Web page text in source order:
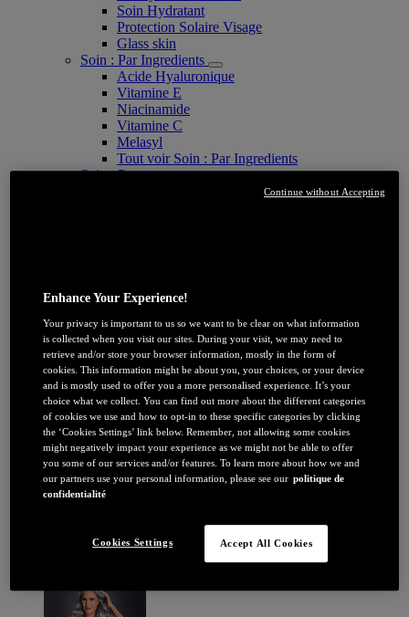
Soin Hydratant
Protection Solaire Visage
Glass skin
Soin : Par Ingredients
Acide Hyaluronique
Vitamine E
Niacinamide
Vitamine C
Melasyl
Tout voir Soin : Par Ingredients
Soin : Par gamme
Age Perfect Expert Collagène
Revitalift Laser
Soin À l'affiche
Coffrets & Lots à -20%
Taches sur le visage : nos conseils
Quels actifs pour mon type de peau ?
Tout savoir sur la Niacinamide​
Peau en manque d’hydratation
Peau en manque de fermeté
Poches et cernes
Enhance Your Experience!
Your privacy is important to us so we want to be clear on what information
is collected when you visit our sites. During your visit, we may need to
retrieve and/or store your browser information, mostly in the form of
cookies. This information might be about you, your choices, or your device
and is mostly used to offer you a more personalised experience. It’s your
choice what we collect. You can find out more about the different categories
of cookies we use and how to opt-in to these specific categories by clicking
the ‘Cookies Settings’ link below. Remember, not allowing some cookies
might negatively impact your experience as we might not be able to offer
you some of our services and/or features. To learn more about how we and
our partners use your personal information, please see our politique de
confidentialité
Cookies Settings Accept All Cookies
Continue without Accepting